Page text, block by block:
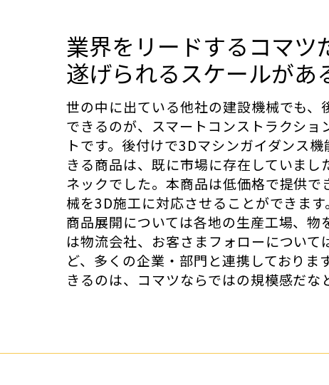
業界をリードするコマツ
遂げられるスケールがあ
世の中に出ている他社の建設機械でも、
できるのが、スマートコンストラクショ
トです。後付けで3Dマシンガイダンス
きる商品は、既に市場に存在していまし
ネックでした。本商品は低価格で提供で
械を3D施工に対応させることができま
商品展開については各地の生産工場、物
は物流会社、お客さまフォローについて
ど、多くの企業・部門と連携しておりま
きるのは、コマツならではの規模感だな